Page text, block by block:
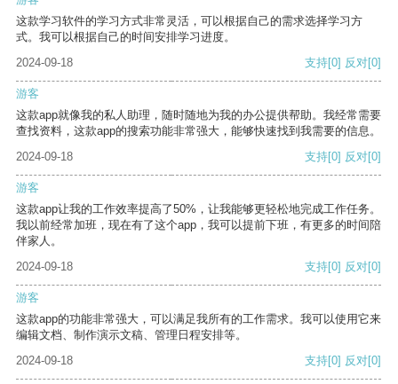
这款学习软件的学习方式非常灵活，可以根据自己的需求选择学习方
式。我可以根据自己的时间安排学习进度。
2024-09-18
支持[0] 反对[0]
游客
这款app就像我的私人助理，随时随地为我的办公提供帮助。我经常需要
查找资料，这款app的搜索功能非常强大，能够快速找到我需要的信息。
2024-09-18
支持[0] 反对[0]
游客
这款app让我的工作效率提高了50%，让我能够更轻松地完成工作任务。
我以前经常加班，现在有了这个app，我可以提前下班，有更多的时间陪
伴家人。
2024-09-18
支持[0] 反对[0]
游客
这款app的功能非常强大，可以满足我所有的工作需求。我可以使用它来
编辑文档、制作演示文稿、管理日程安排等。
2024-09-18
支持[0] 反对[0]